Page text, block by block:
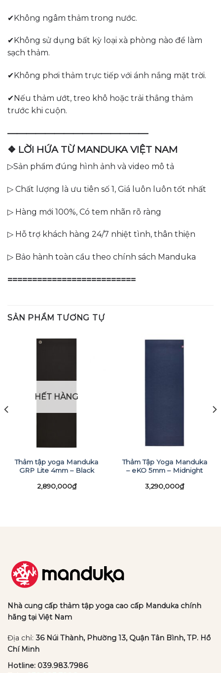
✔Không ngâm thảm trong nước.
✔Không sử dụng bất kỳ loại xà phòng nào để làm
sạch thảm.
✔Không phơi thảm trực tiếp với ánh nắng mặt trời.
✔Nếu thảm ướt, treo khô hoặc trải thẳng thảm
trước khi cuộn.
———————————————
❖ LỜI HỨA TỪ MANDUKA VIỆT NAM
▷Sản phẩm đúng hình ảnh và video mô tả
▷ Chất lượng là ưu tiên số 1, Giá luôn luôn tốt nhất
▷ Hàng mới 100%, Có tem nhãn rõ ràng
▷ Hỗ trợ khách hàng 24/7 nhiệt tình, thân thiện
▷ Bảo hành toàn cầu theo chính sách Manduka
==========================
SẢN PHẨM TƯƠNG TỰ
HẾT HÀNG
Thảm tập yoga Manduka
GRP Lite 4mm – Black
2,890,000₫
Thảm Tập Yoga Manduka
– eKO 5mm – Midnight
3,290,000₫
Nhà cung cấp thảm tập yoga cao cấp Manduka chính
hãng tại Việt Nam
Địa chỉ: 36 Núi Thành, Phường 13, Quận Tân Bình, TP. Hồ
Chí Minh
Hotline: 039.983.7986